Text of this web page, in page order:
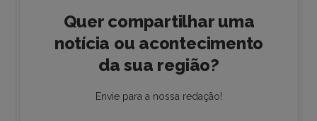
Quer compartilhar uma
notícia ou acontecimento
da sua região?
Envie para a nossa redação!